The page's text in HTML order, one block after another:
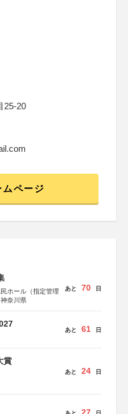
25-20
ムページ
ホール（指定管理
奈川県
あと 70 日
あと 61 日
賞
あと 24 日